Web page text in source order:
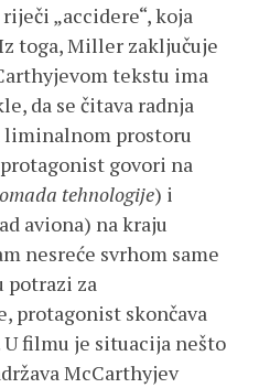
„accidere“, koja
toga, Miller zaključuje
tekstu ima
da se čitava radnja
liminalnom prostoru
govori na
tehnologije) i
aviona) na kraju
nesreće svrhom same
potrazi za
protagonist skončava
U filmu je situacija nešto
McCarthyjev